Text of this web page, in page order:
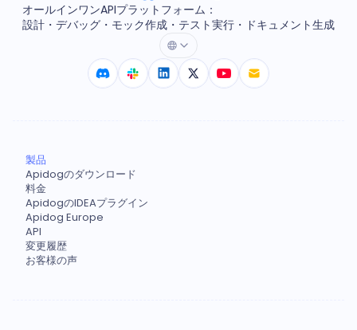
オールインワンAPIプラットフォーム：
設計・デバッグ・モック作成・テスト実行・ドキュメント生成
製品
Apidogのダウンロード
料金
ApidogのIDEAプラグイン
Apidog Europe
API
変更履歴
お客様の声